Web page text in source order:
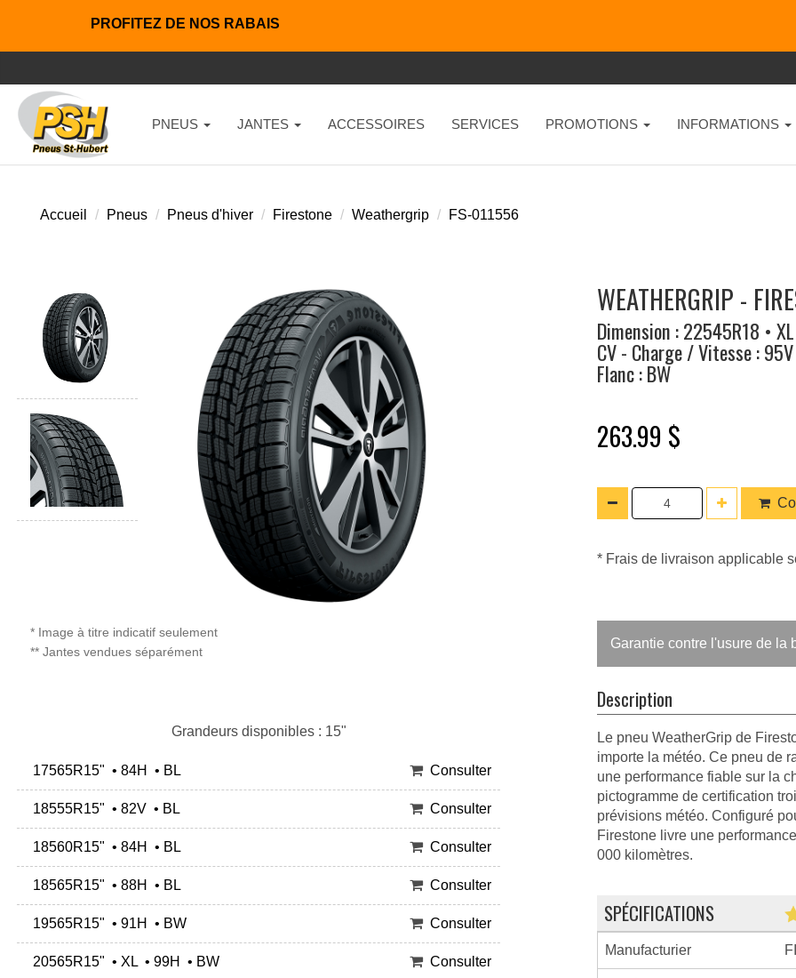
PROFITEZ DE NOS RABAIS
PNEUS JANTES ACCESSOIRES SERVICES PROMOTIONS INFORMATIONS
Accueil Pneus Pneus d'hiver Firestone Weathergrip FS-011556
* Image à titre indicatif seulement
** Jantes vendues séparément
Grandeurs disponibles : 15"
17565R15" • 84H • BL Consulter
18555R15" • 82V • BL Consulter
18560R15" • 84H • BL Consulter
18565R15" • 88H • BL Consulter
19565R15" • 91H • BW Consulter
20565R15" • XL • 99H • BW Consulter
WEATHERGRIP -
Dimension : 22545R18 • XL
CV - Charge / Vitesse : 95V
Flanc : BW
263.99 $
* Frais de livraison applicable
Garantie contre l'usure de la
Description
Le pneu WeatherGrip de
importe la météo. Ce pneu de
une performance fiable sur la
pictogramme de certification
prévisions météo. Configuré
Firestone livre une
000 kilomètres.
SPÉCIFICATIONS
Manufacturier